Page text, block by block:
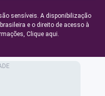
sensíveis. A disponibilização
e o direito de acesso à
Clique aqui.